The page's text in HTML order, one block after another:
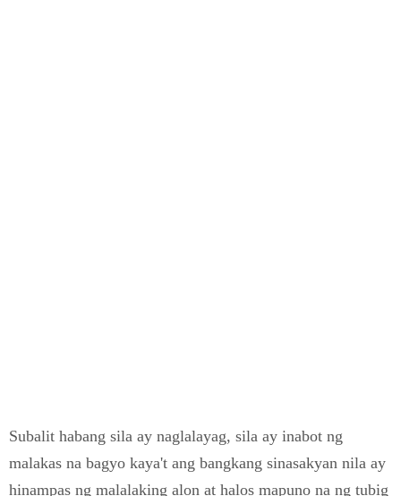
Subalit habang sila ay naglalayag, sila ay inabot ng
malakas na bagyo kaya't ang bangkang sinasakyan nila ay
hinampas ng malalaking alon at halos mapuno na ng tubig